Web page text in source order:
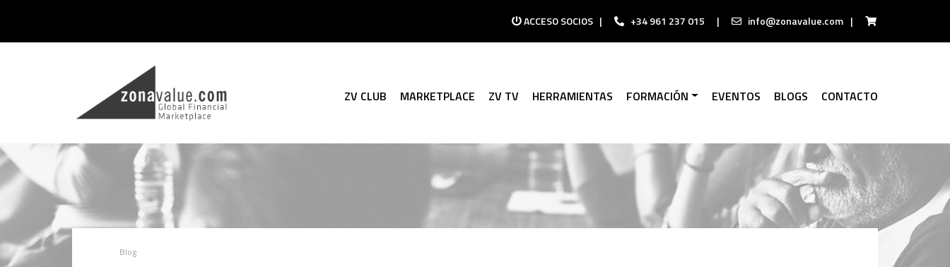
ACCESO SOCIOS | +34 961 237 015 | info@zonavalue.com |
ZV CLUB MARKETPLACE ZV TV HERRAMIENTAS FORMACIÓN EVENTOS BLOGS CONTACTO
Blog